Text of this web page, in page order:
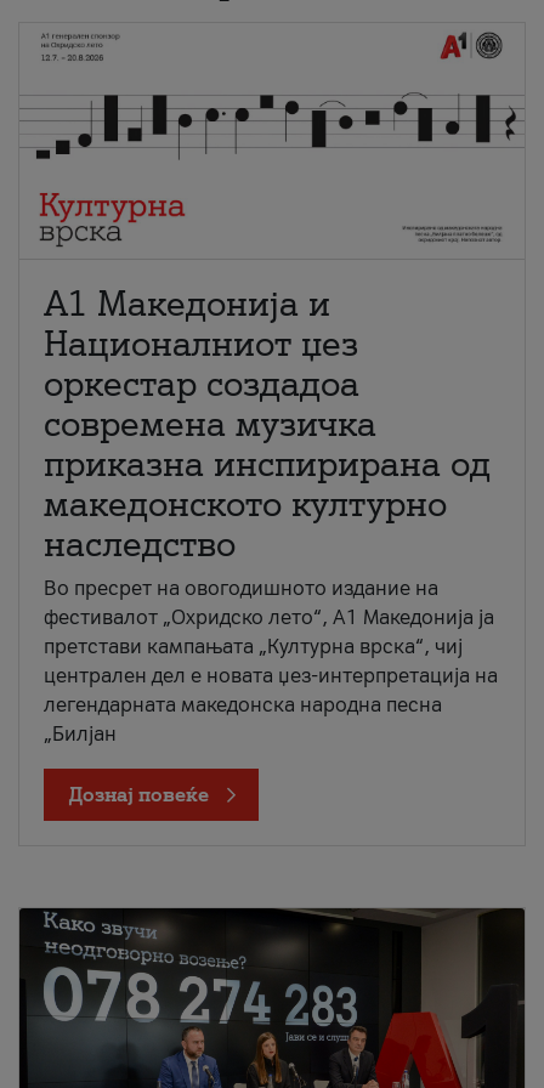
А1 Македонија и
Националниот џез
оркестар создадоа
современа музичка
приказна инспирирана од
македонското културно
наследство
Во пресрет на овогодишното издание на
фестивалот „Охридско лето“, А1 Македонија ја
претстави кампањата „Културна врска“, чиј
централен дел е новата џез-интерпретација на
легендарната македонска народна песна
„Билјан
Дознај повеќе